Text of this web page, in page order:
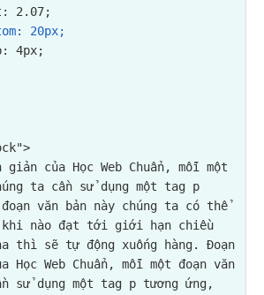
20px;
giản của Học Web Chuẩn, mỗi một
ta cần sử dụng một tag p
văn bản này chúng ta có thể
nào đạt tới giới hạn chiều
thì sẽ tự động xuống hàng. Đoạn
Học Web Chuẩn, mỗi một đoạn văn
sử dụng một tag p tương ứng,